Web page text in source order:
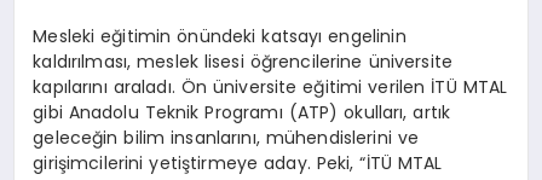
Mesleki eğitimin önündeki katsayı engelinin
kaldırılması, meslek lisesi öğrencilerine üniversite
kapılarını araladı. Ön üniversite eğitimi verilen İTÜ MTAL
gibi Anadolu Teknik Programı (ATP) okulları, artık
geleceğin bilim insanlarını, mühendislerini ve
girişimcilerini yetiştirmeye aday. Peki, “İTÜ MTAL